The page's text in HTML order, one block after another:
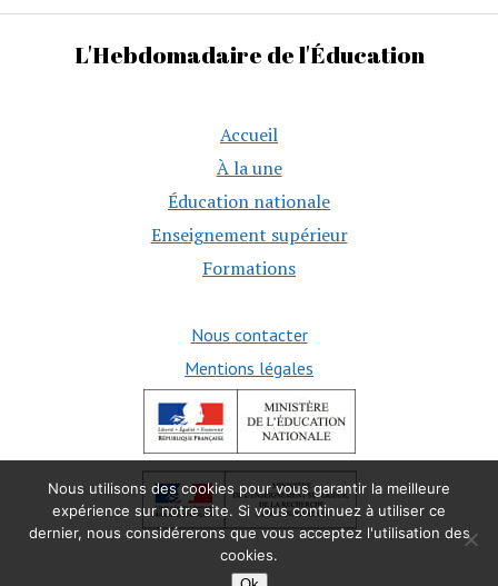
L'Hebdomadaire de l'Éducation
Accueil
À la une
Éducation nationale
Enseignement supérieur
Formations
Nous contacter
Mentions légales
Nous utilisons des cookies pour vous garantir la meilleure
expérience sur notre site. Si vous continuez à utiliser ce
dernier, nous considérerons que vous acceptez l'utilisation des
cookies.